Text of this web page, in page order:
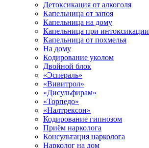
Детоксикация от алкоголя
Капельница от запоя
Капельница на дому
Капельница при интоксикации
Капельница от похмелья
На дому
Кодирование уколом
Двойной блок
«Эспераль»
«Вивитрол»
«Дисульфирам»
«Торпедо»
«Налтрексон»
Кодирование гипнозом
Приём нарколога
Консультация нарколога
Нарколог на дом